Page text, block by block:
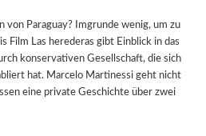
von Paraguay? Imgrunde wenig, um zu
Film Las herederas gibt Einblick in das
konservativen Gesellschaft, die sich
hat. Marcelo Martinessi geht nicht
eine private Geschichte über zwei